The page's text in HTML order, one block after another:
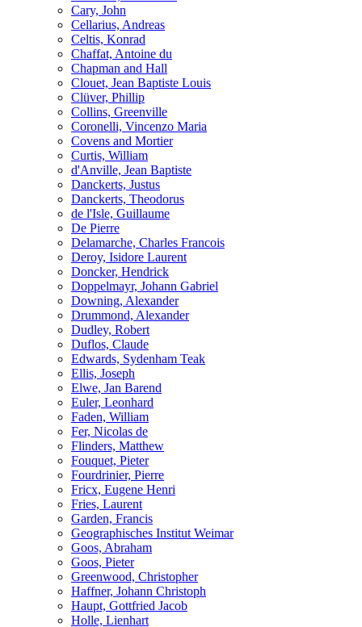
Cary, John
Cellarius, Andreas
Celtis, Konrad
Chaffat, Antoine du
Chapman and Hall
Clouet, Jean Baptiste Louis
Clüver, Phillip
Collins, Greenville
Coronelli, Vincenzo Maria
Covens and Mortier
Curtis, William
d'Anville, Jean Baptiste
Danckerts, Justus
Danckerts, Theodorus
de l'Isle, Guillaume
De Pierre
Delamarche, Charles Francois
Deroy, Isidore Laurent
Doncker, Hendrick
Doppelmayr, Johann Gabriel
Downing, Alexander
Drummond, Alexander
Dudley, Robert
Duflos, Claude
Edwards, Sydenham Teak
Ellis, Joseph
Elwe, Jan Barend
Euler, Leonhard
Faden, William
Fer, Nicolas de
Flinders, Matthew
Fouquet, Pieter
Fourdrinier, Pierre
Fricx, Eugene Henri
Fries, Laurent
Garden, Francis
Geographisches Institut Weimar
Goos, Abraham
Goos, Pieter
Greenwood, Christopher
Haffner, Johann Christoph
Haupt, Gottfried Jacob
Holle, Lienhart